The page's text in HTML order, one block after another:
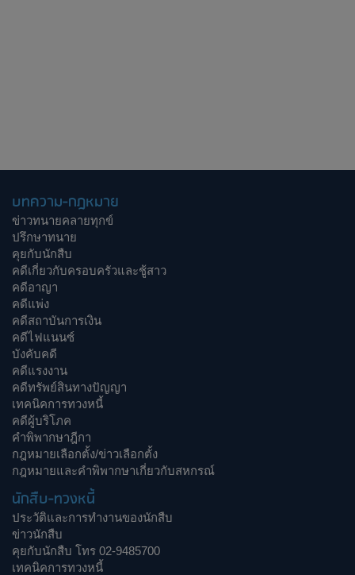
บทความ-กฎหมาย
ข่าวทนายคลายทุกข์
ปรึกษาทนาย
คุยกับนักสืบ
คดีเกี่ยวกับครอบครัวและชู้สาว
คดีอาญา
คดีแพ่ง
คดีสถาบันการเงิน
คดีไฟแนนซ์
บังคับคดี
คดีแรงงาน
คดีทรัพย์สินทางปัญญา
เทคนิคการทวงหนี้
คดีผู้บริโภค
คำพิพากษาฎีกา
กฎหมายเลือกตั้ง/ข่าวเลือกตั้ง
กฎหมายและคำพิพากษาเกี่ยวกับสหกรณ์
นักสืบ-ทวงหนี้
ประวัติและการทำงานของนักสืบ
ข่าวนักสืบ
คุยกับนักสืบ โทร 02-9485700
เทคนิคการทวงหนี้